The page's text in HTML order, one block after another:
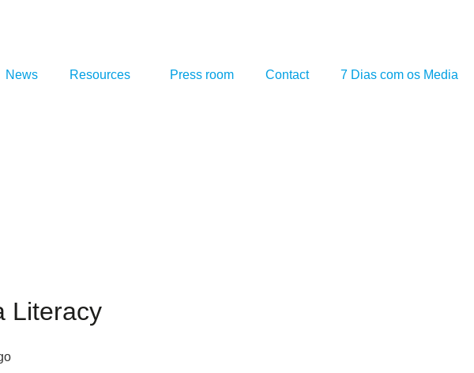
News Resources Press room Contact 7 Dias com os Media
Literacy